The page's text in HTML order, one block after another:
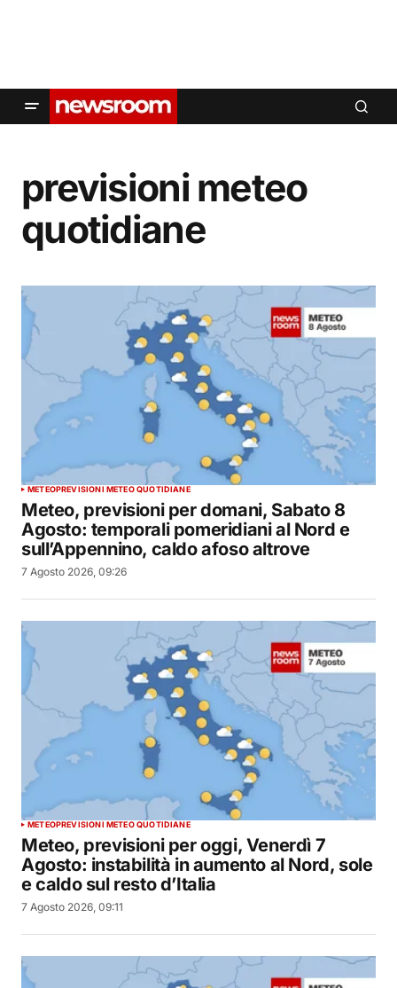
previsioni meteo
quotidiane
METEOPREVISIONI METEO QUOTIDIANE
Meteo, previsioni per domani, Sabato 8
Agosto: temporali pomeridiani al Nord e
sull’Appennino, caldo afoso altrove
7 Agosto 2026, 09:26
METEOPREVISIONI METEO QUOTIDIANE
Meteo, previsioni per oggi, Venerdì 7
Agosto: instabilità in aumento al Nord, sole
e caldo sul resto d’Italia
7 Agosto 2026, 09:11